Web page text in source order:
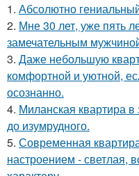
1. Абсолютно
2. Мне 30 лет, уже пять
замечательным
3. Даже небольшую
комфортной и уютной,
осознанно.
4. Миланская квартира в
до изумрудного.
5. Современная
настроением - светлая,